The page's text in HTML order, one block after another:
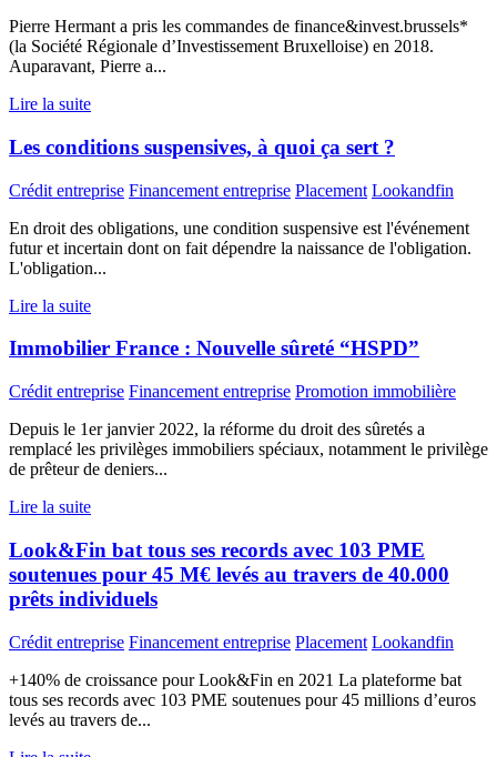
Pierre Hermant a pris les commandes de finance&invest.brussels*
(la Société Régionale d’Investissement Bruxelloise) en 2018.
Auparavant, Pierre a...
Lire la suite
Les conditions suspensives, à quoi ça sert ?
Crédit entreprise Financement entreprise Placement Lookandfin
En droit des obligations, une condition suspensive est l'événement
futur et incertain dont on fait dépendre la naissance de l'obligation.
L'obligation...
Lire la suite
Immobilier France : Nouvelle sûreté “HSPD”
Crédit entreprise Financement entreprise Promotion immobilière
Depuis le 1er janvier 2022, la réforme du droit des sûretés a
remplacé les privilèges immobiliers spéciaux, notamment le privilège
de prêteur de deniers...
Lire la suite
Look&Fin bat tous ses records avec 103 PME
soutenues pour 45 M€ levés au travers de 40.000
prêts individuels
Crédit entreprise Financement entreprise Placement Lookandfin
+140% de croissance pour Look&Fin en 2021 La plateforme bat
tous ses records avec 103 PME soutenues pour 45 millions d’euros
levés au travers de...